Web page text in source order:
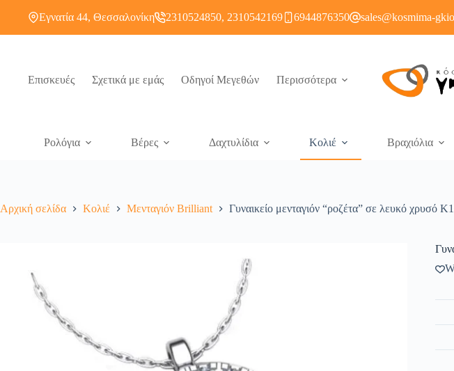
Εγνατία 44, Θεσσαλονίκη 2310524850, 2310542169 6944876350 sales@kosmima-
Επισκευές Σχετικά με εμάς Οδηγοί Μεγεθών Περισσότερα
Ρολόγια Βέρες Δαχτυλίδια Κολιέ Βραχιόλια
Αρχική σελίδα Κολιέ Μενταγιόν Brilliant Γυναικείο μενταγιόν “ροζέτα” σε λευκό χρυσό